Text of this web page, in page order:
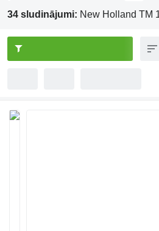
34 sludinājumi: New Holland TM